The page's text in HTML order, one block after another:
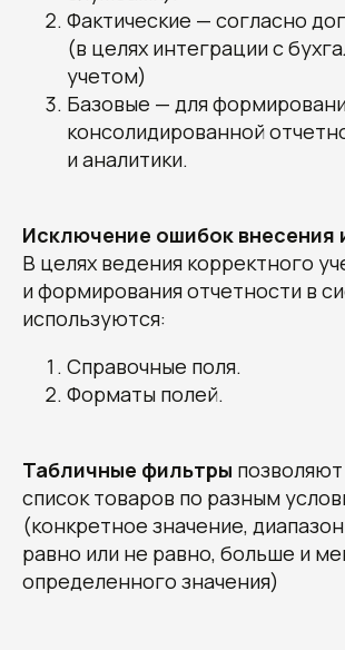
Фактические — согласно
(в целях интеграции с
учетом)
Базовые — для
консолидированной
и аналитики.
Исключение ошибок внесения
В целях ведения корректного
и формирования отчетности в
используются:
Справочные поля.
Форматы полей.
Табличные фильтры
список товаров по разным
(конкретное значение,
равно или не равно, больше и
определенного значения)
+7
Отправить заявку